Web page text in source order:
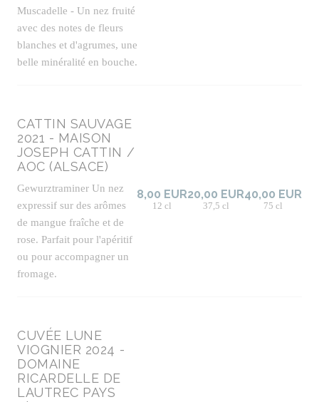
Muscadelle - Un nez fruité
avec des notes de fleurs
blanches et d'agrumes, une
belle minéralité en bouche.
CATTIN SAUVAGE
2021 - MAISON
JOSEPH CATTIN /
AOC (ALSACE)
Gewurztraminer Un nez
expressif sur des arômes
de mangue fraîche et de
rose. Parfait pour l'apéritif
ou pour accompagner un
fromage.
8,00 EUR
12 cl
20,00 EUR
37,5 cl
40,00 EUR
75 cl
CUVÉE LUNE
VIOGNIER 2024 -
DOMAINE
RICARDELLE DE
LAUTREC PAYS